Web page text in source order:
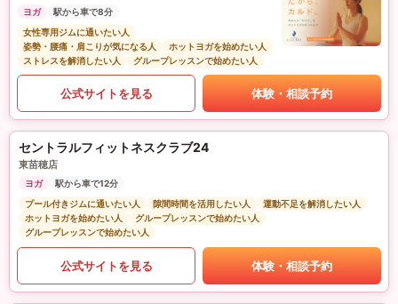
ヨガ
駅から車で8分
女性専用ジムに通いたい人
姿勢・腰痛・肩こりが気になる人
ホットヨガを始めたい人
ストレスを解消したい人
グループレッスンで始めたい人
公式サイトを見る 体験・相談予約
セントラルフィットネスクラブ24
東苗穂店
ヨガ
駅から車で12分
プール付きジムに通いたい人
隙間時間を活用したい人
運動不足を解消したい人
ホットヨガを始めたい人
グループレッスンで始めたい人
グループレッスンで始めたい人
公式サイトを見る 体験・相談予約